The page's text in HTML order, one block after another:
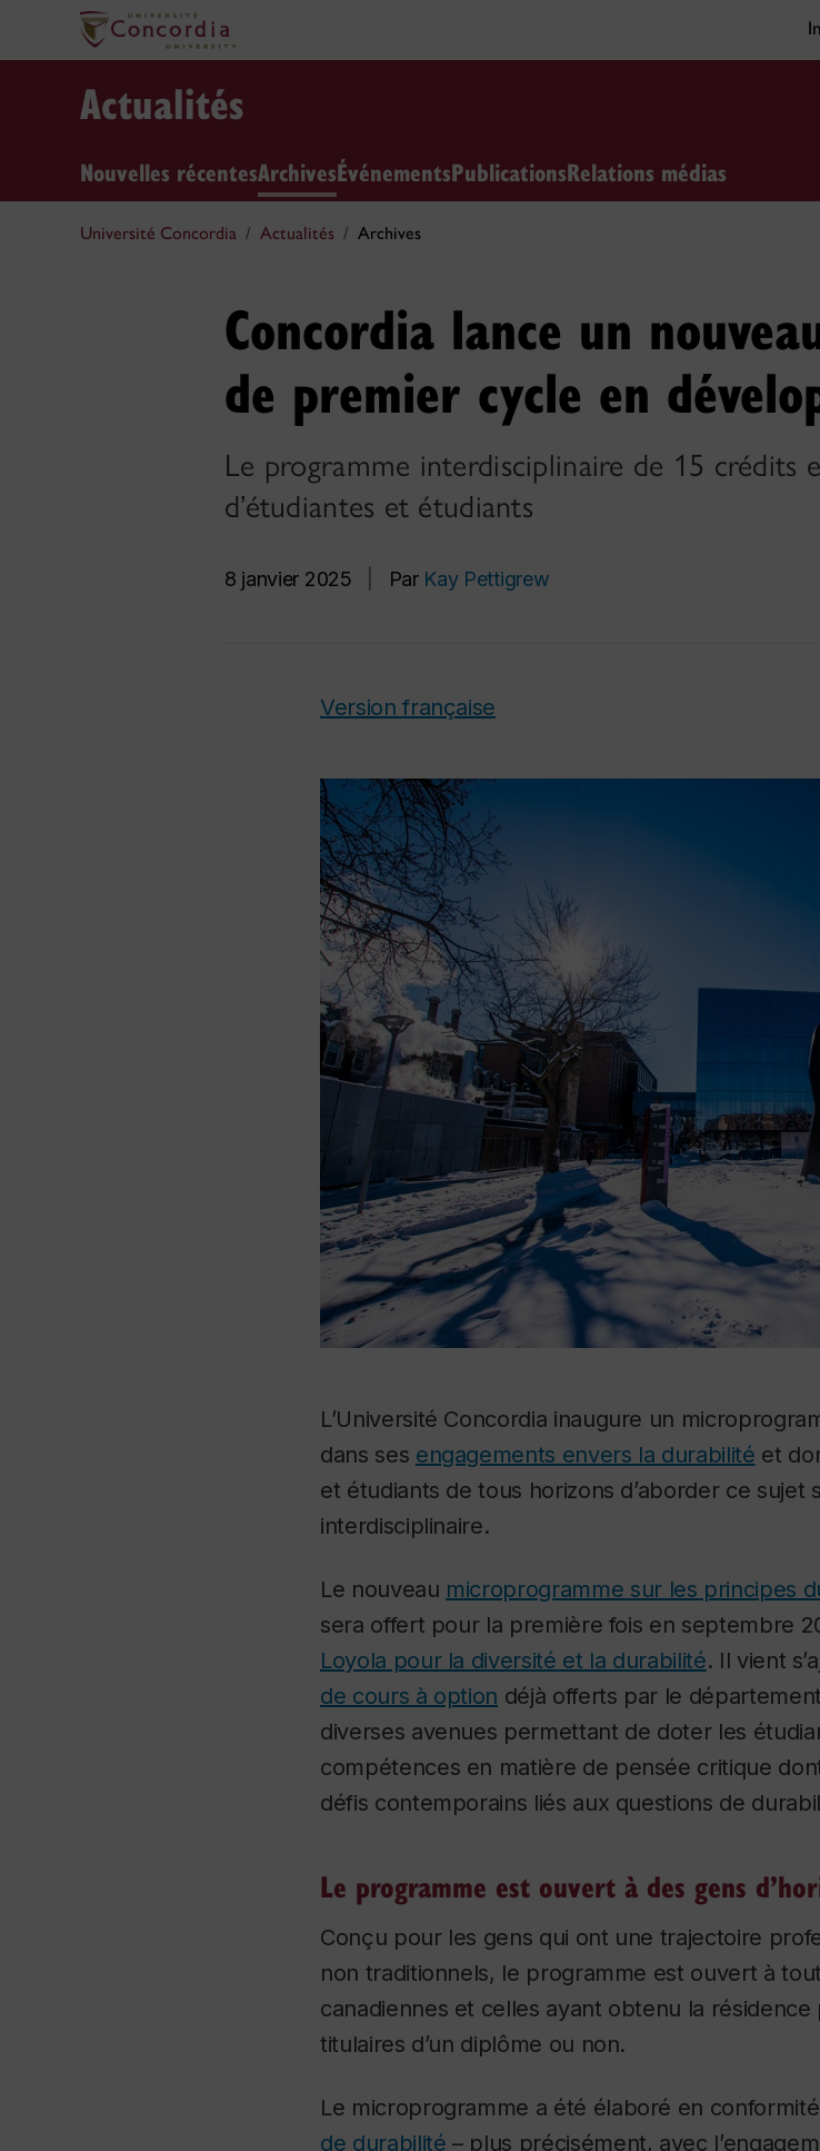
Actualités
Nouvelles récentesArchivesÉvénementsPublicationsRelations médias
Université Concordia Actualités Archives
Concordia lance un
de premier cycle en
Le programme interdisciplinaire de 15 crédits
d’étudiantes et étudiants
8 janvier 2025 Par Kay Pettigrew
Version française
L’Université Concordia inaugure un
dans ses engagements envers la durabilité et
et étudiants de tous horizons d’aborder ce sujet
interdisciplinaire.
Le nouveau microprogramme sur les principes
sera offert pour la première fois en septembre
Loyola pour la diversité et la durabilité. Il vient
de cours à option déjà offerts par le
diverses avenues permettant de doter les
compétences en matière de pensée critique
défis contemporains liés aux questions de
Le programme est ouvert à des gens
Conçu pour les gens qui ont une trajectoire
non traditionnels, le programme est ouvert à
canadiennes et celles ayant obtenu la résidence
titulaires d’un diplôme ou non.
Le microprogramme a été élaboré en
de durabilité – plus précisément, avec